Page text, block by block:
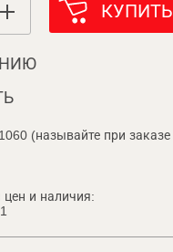
КУПИТЬ
(называйте при заказе
и наличия: